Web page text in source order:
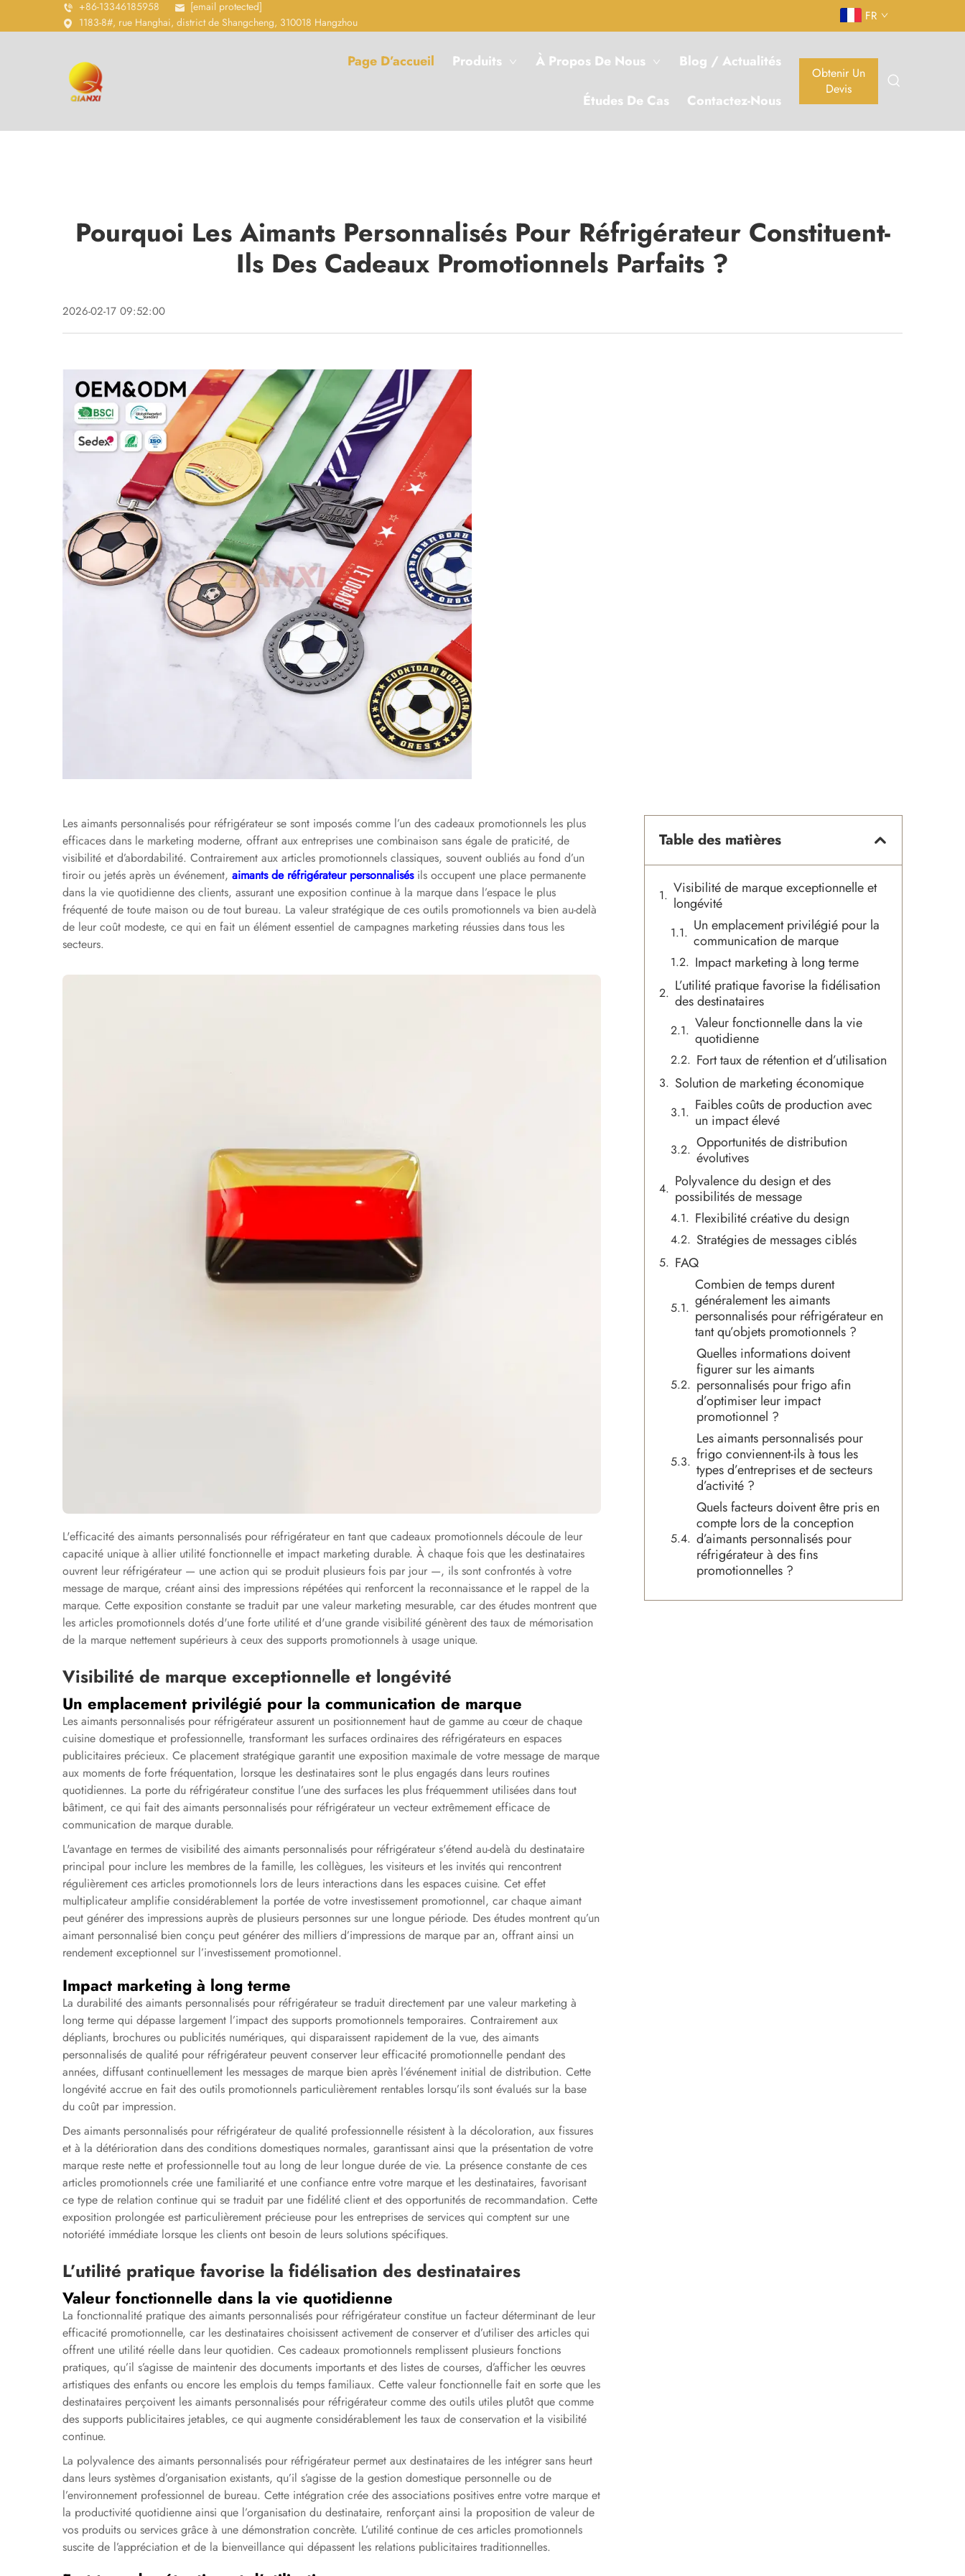
+86-13346185958
[email protected]
1183-8#, rue Hanghai, district de Shangcheng, 310018 Hangzhou
FR
Page D’accueil Produits À Propos De Nous Blog / Actualités
Études De Cas Contactez-Nous
Obtenir Un
Devis
Pourquoi Les Aimants Personnalisés Pour Réfrigérateur Constituent-
Ils Des Cadeaux Promotionnels Parfaits ?
2026-02-17 09:52:00
Les aimants personnalisés pour réfrigérateur se sont imposés comme l’un des cadeaux promotionnels les plus
efficaces dans le marketing moderne, offrant aux entreprises une combinaison sans égale de praticité, de
visibilité et d’abordabilité. Contrairement aux articles promotionnels classiques, souvent oubliés au fond d’un
tiroir ou jetés après un événement, aimants de réfrigérateur personnalisés ils occupent une place permanente
dans la vie quotidienne des clients, assurant une exposition continue à la marque dans l’espace le plus
fréquenté de toute maison ou de tout bureau. La valeur stratégique de ces outils promotionnels va bien au-delà
de leur coût modeste, ce qui en fait un élément essentiel de campagnes marketing réussies dans tous les
secteurs.
L'efficacité des aimants personnalisés pour réfrigérateur en tant que cadeaux promotionnels découle de leur
capacité unique à allier utilité fonctionnelle et impact marketing durable. À chaque fois que les destinataires
ouvrent leur réfrigérateur — une action qui se produit plusieurs fois par jour —, ils sont confrontés à votre
message de marque, créant ainsi des impressions répétées qui renforcent la reconnaissance et le rappel de la
marque. Cette exposition constante se traduit par une valeur marketing mesurable, car des études montrent que
les articles promotionnels dotés d'une forte utilité et d'une grande visibilité génèrent des taux de mémorisation
de la marque nettement supérieurs à ceux des supports promotionnels à usage unique.
Visibilité de marque exceptionnelle et longévité
Un emplacement privilégié pour la communication de marque
Les aimants personnalisés pour réfrigérateur assurent un positionnement haut de gamme au cœur de chaque
cuisine domestique et professionnelle, transformant les surfaces ordinaires des réfrigérateurs en espaces
publicitaires précieux. Ce placement stratégique garantit une exposition maximale de votre message de marque
aux moments de forte fréquentation, lorsque les destinataires sont le plus engagés dans leurs routines
quotidiennes. La porte du réfrigérateur constitue l’une des surfaces les plus fréquemment utilisées dans tout
bâtiment, ce qui fait des aimants personnalisés pour réfrigérateur un vecteur extrêmement efficace de
communication de marque durable.
L'avantage en termes de visibilité des aimants personnalisés pour réfrigérateur s'étend au-delà du destinataire
principal pour inclure les membres de la famille, les collègues, les visiteurs et les invités qui rencontrent
régulièrement ces articles promotionnels lors de leurs interactions dans les espaces cuisine. Cet effet
multiplicateur amplifie considérablement la portée de votre investissement promotionnel, car chaque aimant
peut générer des impressions auprès de plusieurs personnes sur une longue période. Des études montrent qu’un
aimant personnalisé bien conçu peut générer des milliers d’impressions de marque par an, offrant ainsi un
rendement exceptionnel sur l’investissement promotionnel.
Impact marketing à long terme
La durabilité des aimants personnalisés pour réfrigérateur se traduit directement par une valeur marketing à
long terme qui dépasse largement l’impact des supports promotionnels temporaires. Contrairement aux
dépliants, brochures ou publicités numériques, qui disparaissent rapidement de la vue, des aimants
personnalisés de qualité pour réfrigérateur peuvent conserver leur efficacité promotionnelle pendant des
années, diffusant continuellement les messages de marque bien après l’événement initial de distribution. Cette
longévité accrue en fait des outils promotionnels particulièrement rentables lorsqu’ils sont évalués sur la base
du coût par impression.
Des aimants personnalisés pour réfrigérateur de qualité professionnelle résistent à la décoloration, aux fissures
et à la détérioration dans des conditions domestiques normales, garantissant ainsi que la présentation de votre
marque reste nette et professionnelle tout au long de leur longue durée de vie. La présence constante de ces
articles promotionnels crée une familiarité et une confiance entre votre marque et les destinataires, favorisant
ce type de relation continue qui se traduit par une fidélité client et des opportunités de recommandation. Cette
exposition prolongée est particulièrement précieuse pour les entreprises de services qui comptent sur une
notoriété immédiate lorsque les clients ont besoin de leurs solutions spécifiques.
L’utilité pratique favorise la fidélisation des destinataires
Valeur fonctionnelle dans la vie quotidienne
La fonctionnalité pratique des aimants personnalisés pour réfrigérateur constitue un facteur déterminant de leur
efficacité promotionnelle, car les destinataires choisissent activement de conserver et d’utiliser des articles qui
offrent une utilité réelle dans leur quotidien. Ces cadeaux promotionnels remplissent plusieurs fonctions
pratiques, qu’il s’agisse de maintenir des documents importants et des listes de courses, d’afficher les œuvres
artistiques des enfants ou encore les emplois du temps familiaux. Cette valeur fonctionnelle fait en sorte que les
destinataires perçoivent les aimants personnalisés pour réfrigérateur comme des outils utiles plutôt que comme
des supports publicitaires jetables, ce qui augmente considérablement les taux de conservation et la visibilité
continue.
La polyvalence des aimants personnalisés pour réfrigérateur permet aux destinataires de les intégrer sans heurt
dans leurs systèmes d’organisation existants, qu’il s’agisse de la gestion domestique personnelle ou de
l’environnement professionnel de bureau. Cette intégration crée des associations positives entre votre marque et
la productivité quotidienne ainsi que l’organisation du destinataire, renforçant ainsi la proposition de valeur de
vos produits ou services grâce à une démonstration concrète. L’utilité continue de ces articles promotionnels
suscite de l’appréciation et de la bienveillance qui dépassent les relations publicitaires traditionnelles.
Table des matières
Visibilité de marque exceptionnelle et
longévité
Un emplacement privilégié pour la
communication de marque
Impact marketing à long terme
L’utilité pratique favorise la fidélisation
des destinataires
Valeur fonctionnelle dans la vie
quotidienne
Fort taux de rétention et d’utilisation
Solution de marketing économique
Faibles coûts de production avec
un impact élevé
Opportunités de distribution
évolutives
Polyvalence du design et des
possibilités de message
Flexibilité créative du design
Stratégies de messages ciblés
FAQ
Combien de temps durent
généralement les aimants
personnalisés pour réfrigérateur en
tant qu’objets promotionnels ?
Quelles informations doivent
figurer sur les aimants
personnalisés pour frigo afin
d’optimiser leur impact
promotionnel ?
Les aimants personnalisés pour
frigo conviennent-ils à tous les
types d’entreprises et de secteurs
d’activité ?
Quels facteurs doivent être pris en
compte lors de la conception
d’aimants personnalisés pour
réfrigérateur à des fins
promotionnelles ?